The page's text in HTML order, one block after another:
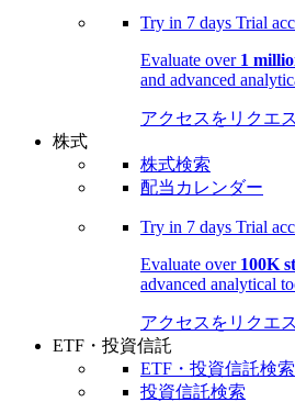
Try in 7 days Trial
Evaluate over 1
and advanced
アクセスをリクエ
株式
株式検索
配当カレンダー
Try in 7 days Trial
Evaluate over 100K
advanced analytical
アクセスをリクエ
ETF・投資信託
ETF・投資信託検索
投資信託検索